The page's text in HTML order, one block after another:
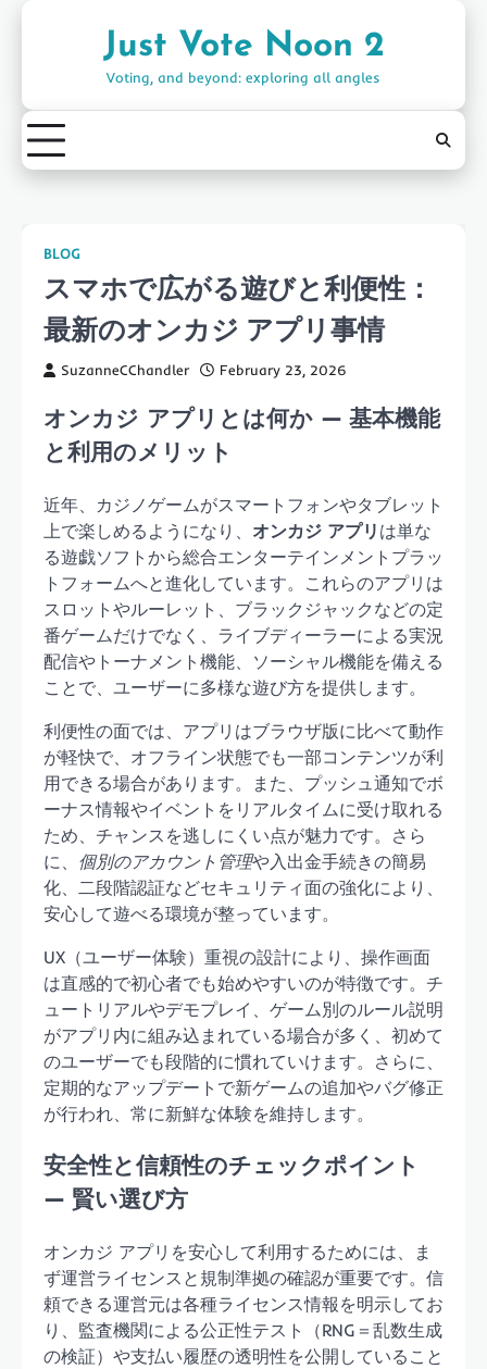
Just Vote Noon 2
Voting, and beyond: exploring all angles
BLOG
スマホで広がる遊びと利便性：
最新のオンカジ アプリ事情
SuzanneCChandler February 23, 2026
オンカジ アプリとは何か — 基本機能
と利用のメリット
近年、カジノゲームがスマートフォンやタブレット
上で楽しめるようになり、 オンカジ アプリ は単な
る遊戯ソフトから総合エンターテインメントプラッ
トフォームへと進化しています。これらのアプリは
スロットやルーレット、ブラックジャックなどの定
番ゲームだけでなく、ライブディーラーによる実況
配信やトーナメント機能、ソーシャル機能を備える
ことで、ユーザーに多様な遊び方を提供します。
利便性の面では、アプリはブラウザ版に比べて動作
が軽快で、オフライン状態でも一部コンテンツが利
用できる場合があります。また、プッシュ通知でボ
ーナス情報やイベントをリアルタイムに受け取れる
ため、チャンスを逃しにくい点が魅力です。さら
に、 個別のアカウント管理や入出金手続きの簡易
化、二段階認証などセキュリティ面の強化により、
安心して遊べる環境が整っています。
UX（ユーザー体験）重視の設計により、操作画面
は直感的で初心者でも始めやすいのが特徴です。チ
ュートリアルやデモプレイ、ゲーム別のルール説明
がアプリ内に組み込まれている場合が多く、初めて
のユーザーでも段階的に慣れていけます。さらに、
定期的なアップデートで新ゲームの追加やバグ修正
が行われ、常に新鮮な体験を維持します。
安全性と信頼性のチェックポイント
— 賢い選び方
オンカジ アプリを安心して利用するためには、ま
ず運営ライセンスと規制準拠の確認が重要です。信
頼できる運営元は各種ライセンス情報を明示してお
り、監査機関による公正性テスト（RNG＝乱数生成
の検証）や支払い履歴の透明性を公開していること